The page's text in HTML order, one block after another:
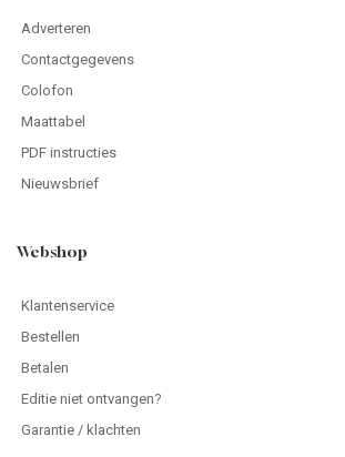
Adverteren
Contactgegevens
Colofon
Maattabel
PDF instructies
Nieuwsbrief
Webshop
Klantenservice
Bestellen
Betalen
Editie niet ontvangen?
Garantie / klachten